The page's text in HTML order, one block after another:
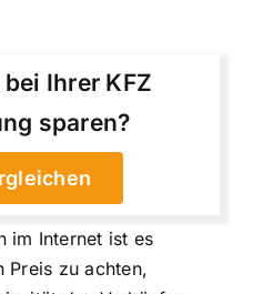
Ihrer KFZ
sparen?
im Internet ist es
Preis zu achten,